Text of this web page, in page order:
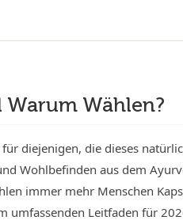
Wählen?
diejenigen, die dieses
Wohlbefinden aus dem
immer mehr Menschen
umfassenden Leitfaden für